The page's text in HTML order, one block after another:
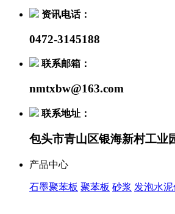
资讯电话：
0472-3145188
联系邮箱：
nmtxbw@163.com
联系地址：
包头市青山区银海新村工业
产品中心
石墨聚苯板 聚苯板 砂浆 发泡水泥